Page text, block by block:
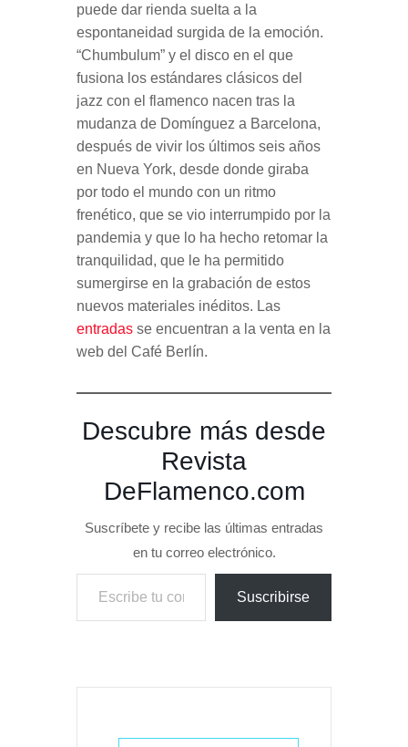
puede dar rienda suelta a la
espontaneidad surgida de la emoción.
“Chumbulum” y el disco en el que
fusiona los estándares clásicos del
jazz con el flamenco nacen tras la
mudanza de Domínguez a Barcelona,
después de vivir los últimos seis años
en Nueva York, desde donde giraba
por todo el mundo con un ritmo
frenético, que se vio interrumpido por la
pandemia y que lo ha hecho retomar la
tranquilidad, que le ha permitido
sumergirse en la grabación de estos
nuevos materiales inéditos. Las
entradas se encuentran a la venta en la
web del Café Berlín.
Descubre más desde
Revista
DeFlamenco.com
Suscríbete y recibe las últimas entradas
en tu correo electrónico.
Escribe tu correo electrónico…
Suscribirse